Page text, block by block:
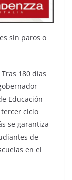
sin paros o
180 días
Educación
ciclo
se garantiza
de
en el